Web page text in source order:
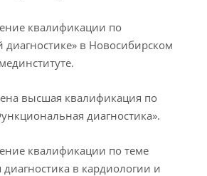
квалификации по
в Новосибирском
высшая квалификация по
диагностика».
квалификации по теме
в кардиологии и